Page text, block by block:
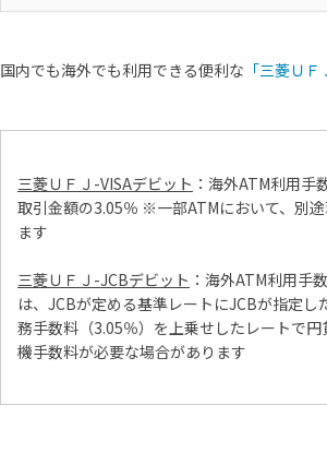
国内でも海外でも利用できる便利な 「三菱Ｕ
三菱ＵＦＪ-VISAデビット ：海外ATM利用手
取引金額の3.05％ ※一部ATMにおいて、別
ます
三菱ＵＦＪ-JCBデビット ：海外ATM利用手
は、JCBが定める基準レートにJCBが指定
務手数料（3.05％）を上乗せしたレートで
機手数料が必要な場合があります